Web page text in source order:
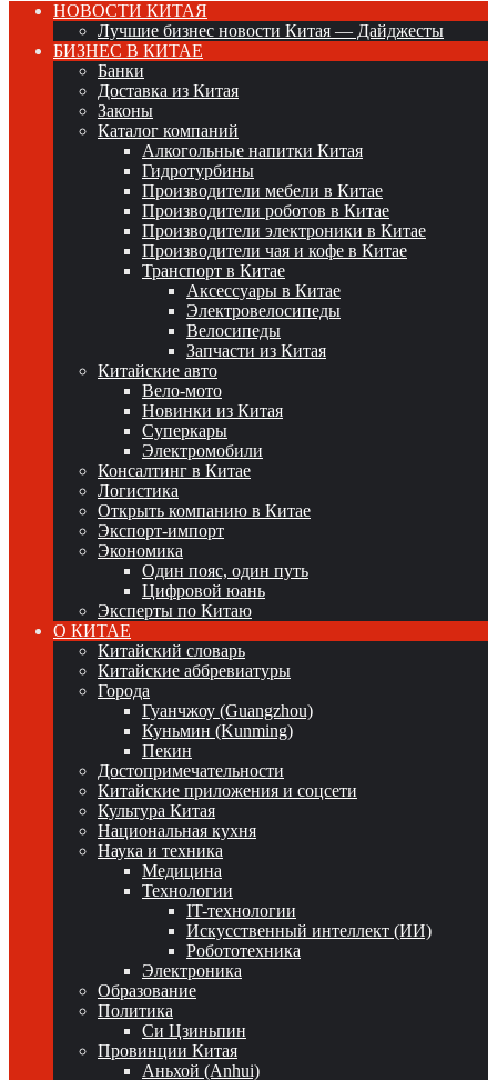
НОВОСТИ КИТАЯ
Лучшие бизнес новости Китая — Дайджесты
БИЗНЕС В КИТАЕ
Банки
Доставка из Китая
Законы
Каталог компаний
Алкогольные напитки Китая
Гидротурбины
Производители мебели в Китае
Производители роботов в Китае
Производители электроники в Китае
Производители чая и кофе в Китае
Транспорт в Китае
Аксессуары в Китае
Электровелосипеды
Велосипеды
Запчасти из Китая
Китайские авто
Вело-мото
Новинки из Китая
Суперкары
Электромобили
Консалтинг в Китае
Логистика
Открыть компанию в Китае
Экспорт-импорт
Экономика
Один пояс, один путь
Цифровой юань
Эксперты по Китаю
О КИТАЕ
Китайский словарь
Китайские аббревиатуры
Города
Гуанчжоу (Guangzhou)
Куньмин (Kunming)
Пекин
Достопримечательности
Китайские приложения и соцсети
Культура Китая
Национальная кухня
Наука и техника
Медицина
Технологии
IT-технологии
Искусственный интеллект (ИИ)
Робототехника
Электроника
Образование
Политика
Си Цзиньпин
Провинции Китая
Аньхой (Anhui)